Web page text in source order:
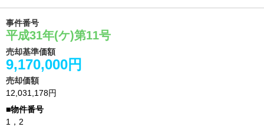
事件番号
平成31年(ケ)第11号
売却基準価額
9,170,000円
売却価額
12,031,178円
1，2